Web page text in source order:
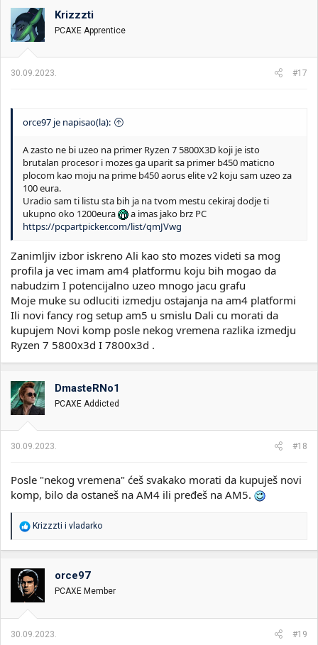
o
v
a
n
:
Krizzzti
PCAXE Apprentice
30.09.2023. #17
orce97 je napisao(la):
A zasto ne bi uzeo na primer Ryzen 7 5800X3D koji je isto
brutalan procesor i mozes ga uparit sa primer b450 maticno
plocom kao moju na prime b450 aorus elite v2 koju sam uzeo za
100 eura.
Uradio sam ti listu sta bih ja na tvom mestu cekiraj dodje ti
ukupno oko 1200eura
a imas jako brz PC
https://pcpartpicker.com/list/qmJVwg
Zanimljiv izbor iskreno Ali kao sto mozes videti sa mog
profila ja vec imam am4 platformu koju bih mogao da
nabudzim I potencijalno uzeo mnogo jacu grafu
Moje muke su odluciti izmedju ostajanja na am4 platformi
Ili novi fancy rog setup am5 u smislu Dali cu morati da
kupujem Novi komp posle nekog vremena razlika izmedju
Ryzen 7 5800x3d I 7800x3d .
DmasteRNo1
PCAXE Addicted
30.09.2023. #18
Posle "nekog vremena" ćeš svakako morati da kupuješ novi
komp, bilo da ostaneš na AM4 ili pređeš na AM5.
R
a
o
v
a
n
:
Krizzzti i vladarko
orce97
PCAXE Member
30.09.2023. #19